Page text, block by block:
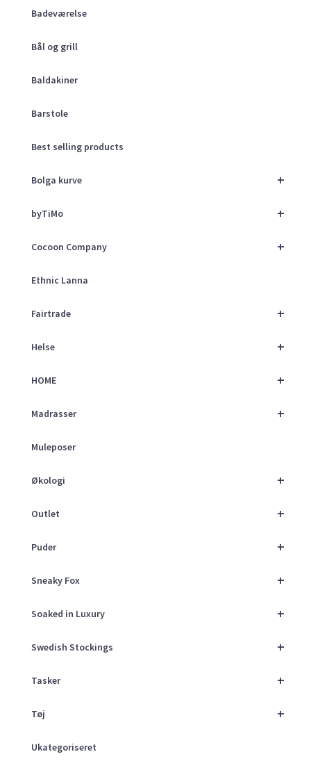
Badeværelse
Bål og grill
Baldakiner
Barstole
Best selling products
+
Bolga kurve
+
byTiMo
+
Cocoon Company
Ethnic Lanna
+
Fairtrade
+
Helse
+
HOME
+
Madrasser
Muleposer
+
Økologi
+
Outlet
+
Puder
+
Sneaky Fox
+
Soaked in Luxury
+
Swedish Stockings
+
Tasker
+
Tøj
Ukategoriseret